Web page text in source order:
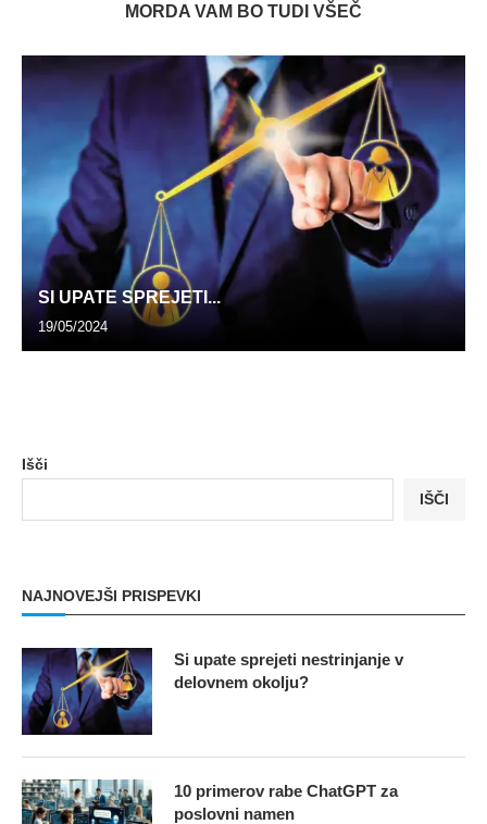
MORDA VAM BO TUDI VŠEČ
SI UPATE SPREJETI...
19/05/2024
Išči
IŠČI
NAJNOVEJŠI PRISPEVKI
Si upate sprejeti nestrinjanje v
delovnem okolju?
10 primerov rabe ChatGPT za
poslovni namen